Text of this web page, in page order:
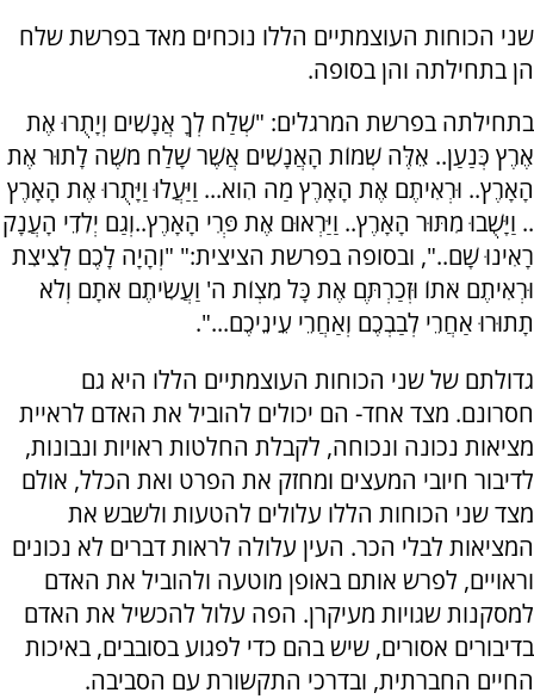
שני הכוחות העוצמתיים הללו נוכחים מאד בפרשת שלח
הן בתחילתה והן בסופה.
בתחילתה בפרשת המרגלים: "שְׁלַח לְךָ אֲנָשִׁים וְיָתֻרוּ אֶת
אֶרֶץ כְּנַעַן.. אֵלֶּה שְׁמוֹת הָאֲנָשִׁים אֲשֶׁר שָׁלַח מֹשֶׁה לָתוּר אֶת
הָאָרֶץ.. וּרְאִיתֶם אֶת הָאָרֶץ מַה הִוא... וַיַּעֲלוּ וַיָּתֻרוּ אֶת הָאָרֶץ
.. וַיָּשֻׁבוּ מִתּוּר הָאָרֶץ.. וַיַּרְאוּם אֶת פְּרִי הָאָרֶץ..וְגַם יְלִדֵי הָעֲנָק
רָאִינוּ שָׁם..", ובסופה בפרשת הציצית:" "וְהָיָה לָכֶם לְצִיצִת
וּרְאִיתֶם אֹתוֹ וּזְכַרְתֶּם אֶת כָּל מִצְוֹת ה' וַעֲשִׂיתֶם אֹתָם וְלֹא
תָתוּרוּ אַחֲרֵי לְבַבְכֶם וְאַחֲרֵי עֵינֵיכֶם...".
גדולתם של שני הכוחות העוצמתיים הללו היא גם
חסרונם. מצד אחד- הם יכולים להוביל את האדם לראיית
מציאות נכונה ונכוחה, לקבלת החלטות ראויות ונבונות,
לדיבור חיובי המעצים ומחזק את הפרט ואת הכלל, אולם
מצד שני הכוחות הללו עלולים להטעות ולשבש את
המציאות לבלי הכר. העין עלולה לראות דברים לא נכונים
וראויים, לפרש אותם באופן מוטעה ולהוביל את האדם
למסקנות שגויות מעיקרן. הפה עלול להכשיל את האדם
בדיבורים אסורים, שיש בהם כדי לפגוע בסובבים, באיכות
החיים החברתית, ובדרכי התקשורת עם הסביבה.